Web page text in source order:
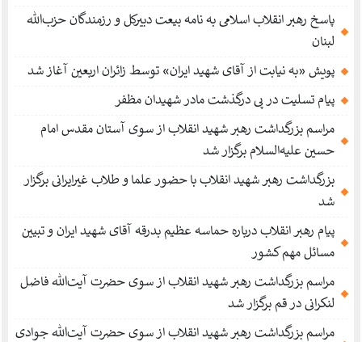
پاسخ رهبر انقلاب اسلامی به نامه بیعت دبیرکل و رزمندگان حزب‌الله
لبنان
پویش «به نیابت از آقای شهید ایران» توسط زائران اربعین آغاز شد
پیام تسلیت در پی درگذشت مادر شهیدان مظفر
مراسم بزرگداشت رهبر شهید انقلاب از سوی آستان مقدس امام
حسین علیه‌السلام برگزار شد
بزرگداشت رهبر شهید انقلاب با حضور علما و طلاب غیر‌‌‌ایرانی برگزار
شد
پیام رهبر انقلاب درباره حماسه عظیم بدرقه آقای شهید ایران و تبیین
مسائل مهم کشور
مراسم بزرگداشت رهبر شهید انقلاب از سوی حضرت آیت‌الله فاضل
لنکرانی در قم برگزار شد
مراسم بزرگداشت رهبر شهید انقلاب از سوی حضرت آیت‌الله جوادی